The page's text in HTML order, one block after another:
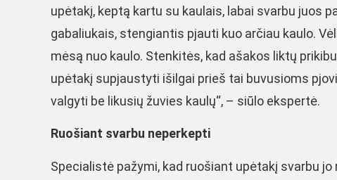
upėtakį, keptą kartu su kaulais, labai svarbu juos
gabaliukais, stengiantis pjauti kuo arčiau kaulo.
mėsą nuo kaulo. Stenkitės, kad ašakos liktų
upėtakį supjaustyti išilgai prieš tai buvusioms
valgyti be likusių žuvies kaulų“, – siūlo ekspertė.
Ruošiant svarbu neperkepti
Specialistė pažymi, kad ruošiant upėtakį svarbu